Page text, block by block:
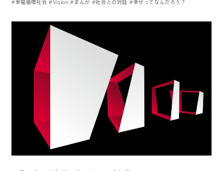
#幸福循環社会 #Vision #まんが #社会との対話 #幸せってなんだろう？